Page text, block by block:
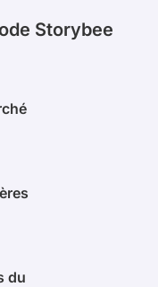
Storybee
du